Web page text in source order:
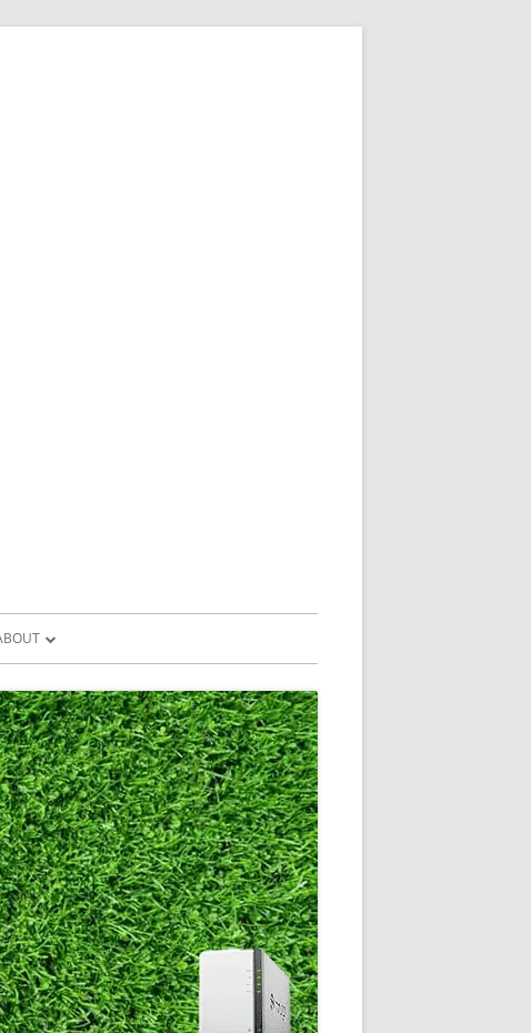
①GOOGLE HOME
知
マンドで、パソコ
る
マンドで、パソコ
通知
MISSION